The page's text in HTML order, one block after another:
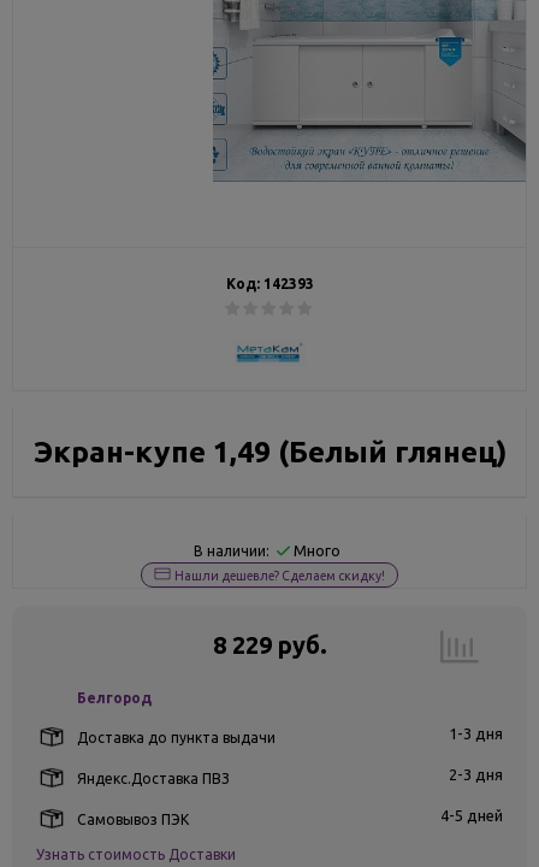
Код: 142393
Экран-купе 1,49 (Белый глянец)
В наличии: Много
Нашли дешевле? Сделаем скидку!
8 229 руб.
Белгород
Доставка до пункта выдачи 1-3 дня
Яндекс.Доставка ПВЗ 2-3 дня
Самовывоз ПЭК 4-5 дней
Узнать стоимость Доставки